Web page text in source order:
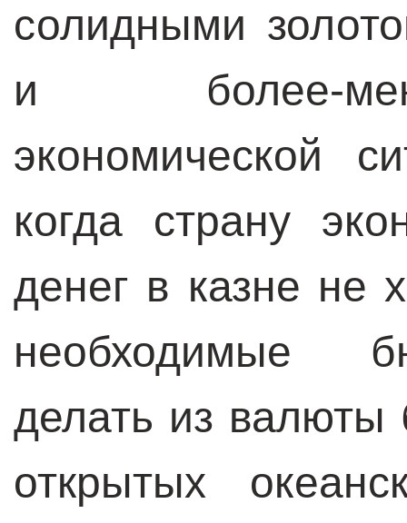
солидными
и более-
экономической
когда страну
денег в казне не
необходимые
делать из валюты
открытых